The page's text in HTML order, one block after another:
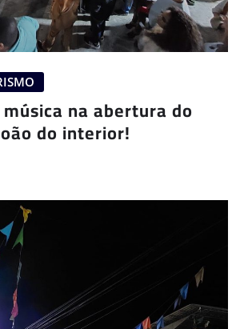
na abertura do
do interior!